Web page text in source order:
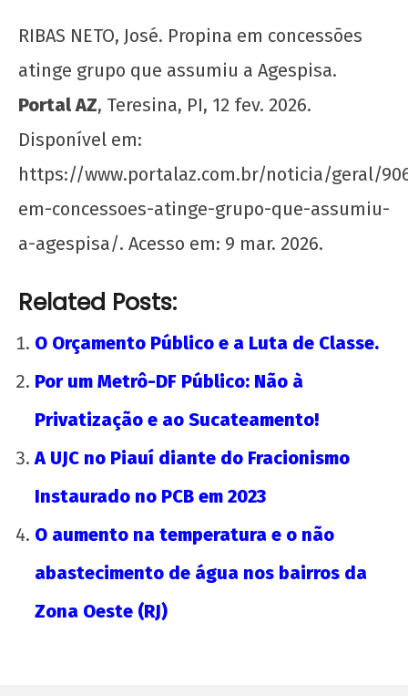
RIBAS NETO, José. Propina em concessões
atinge grupo que assumiu a Agespisa.
Portal AZ, Teresina, PI, 12 fev. 2026.
Disponível em:
https://www.portalaz.com.br/noticia/geral/
em-concessoes-atinge-grupo-que-assumiu-
a-agespisa/. Acesso em: 9 mar. 2026.
Related Posts:
O Orçamento Público e a Luta de Classe.
Por um Metrô-DF Público: Não à
Privatização e ao Sucateamento!
A UJC no Piauí diante do Fracionismo
Instaurado no PCB em 2023
O aumento na temperatura e o não
abastecimento de água nos bairros da
Zona Oeste (RJ)